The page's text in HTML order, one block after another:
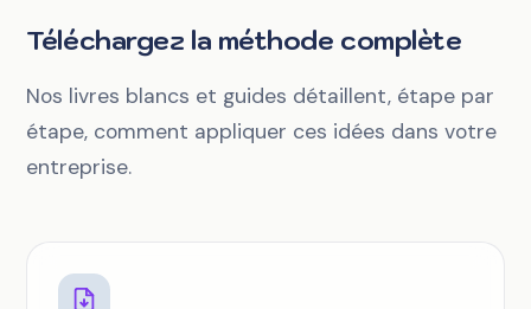
Téléchargez la méthode complète
Nos livres blancs et guides détaillent, étape par
étape, comment appliquer ces idées dans votre
entreprise.